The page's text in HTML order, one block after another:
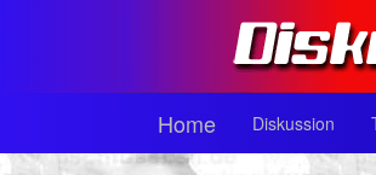
Home Diskussion